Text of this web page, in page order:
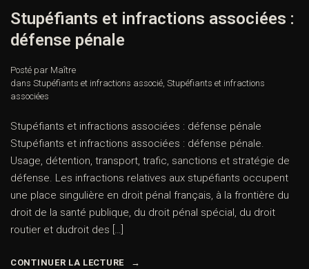
Stupéfiants et infractions associées :
défense pénale
Posté par Maître
dans Stupéfiants et infractions associé, Stupéfiants et infractions
associées
Stupéfiants et infractions associées : défense pénale
Stupéfiants et infractions associées : défense pénale.
Usage, détention, transport, trafic, sanctions et stratégie de
défense. Les infractions relatives aux stupéfiants occupent
une place singulière en droit pénal français, à la frontière du
droit de la santé publique, du droit pénal spécial, du droit
routier et dudroit des […]
CONTINUER LA LECTURE